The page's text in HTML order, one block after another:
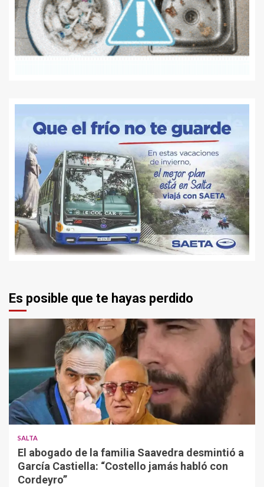
Es posible que te hayas perdido
SALTA
El abogado de la familia Saavedra desmintió a
García Castiella: “Costello jamás habló con
Cordeyro”